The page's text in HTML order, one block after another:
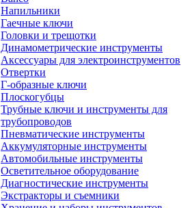
Напильники
Гаечные ключи
Головки и трещотки
Динамометрические инструменты
Аксессуары для электроинструментов
Отвертки
Г-образные ключи
Плоскогубцы
Трубные ключи и инструменты для
трубопроводов
Пневматические инструменты
Аккумуляторные инструменты
Автомобильные инструменты
Осветительное оборудование
Диагностические инструменты
Экстракторы и съемники